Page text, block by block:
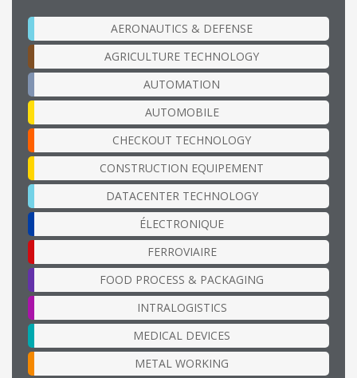
AERONAUTICS & DEFENSE
AGRICULTURE TECHNOLOGY
AUTOMATION
AUTOMOBILE
CHECKOUT TECHNOLOGY
CONSTRUCTION EQUIPEMENT
DATACENTER TECHNOLOGY
ÉLECTRONIQUE
FERROVIAIRE
FOOD PROCESS & PACKAGING
INTRALOGISTICS
MEDICAL DEVICES
METAL WORKING